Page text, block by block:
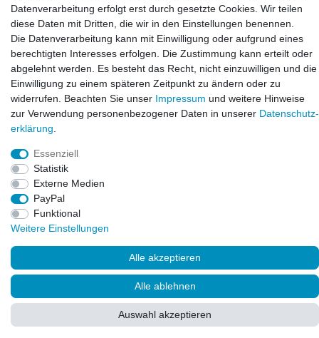
E-mail:
info@bluewater-armaturen.de
Öffnungszeiten:
Mo - Fr 10:00 - 12:00 Uhr
Mo - Fr 13:00 - 15:00 Uhr
© Copyright 2026. LAXARA
Datenverarbeitung erfolgt erst durch gesetzte Cookies. Wir teilen
diese Daten mit Dritten, die wir in den Einstellungen benennen.
Die Datenverarbeitung kann mit Einwilligung oder aufgrund eines
berechtigten Interesses erfolgen. Die Zustimmung kann erteilt oder
abgelehnt werden. Es besteht das Recht, nicht einzuwilligen und die
Einwilligung zu einem späteren Zeitpunkt zu ändern oder zu
widerrufen. Beachten Sie unser Impressum und weitere Hinweise
zur Verwendung personenbezogener Daten in unserer Daten­schutz­
erklärung
Essenziell
Statistik
Externe Medien
PayPal
Funktional
Weitere Einstellungen
Alle akzeptieren
Alle ablehnen
Auswahl akzeptieren